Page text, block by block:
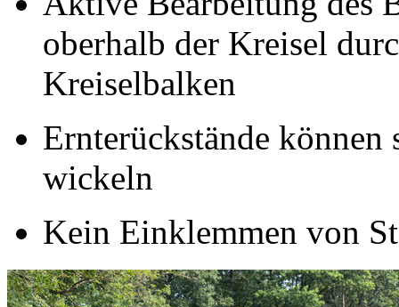
oberhalb der Kreisel
Kreiselbalken
Ernterückstände
wickeln
Kein Einklemmen von